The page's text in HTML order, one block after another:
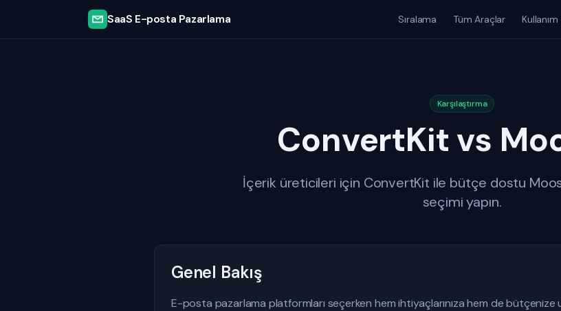
SaaS E-posta Pazarlama Sıralama Tüm Araçlar
Karşılaştırma
ConvertKit vs
İçerik üreticileri için ConvertKit ile bütçe dostu
seçimi yapın.
Genel Bakış
E-posta pazarlama platformları seçerken hem ihtiyaçlarınıza hem de